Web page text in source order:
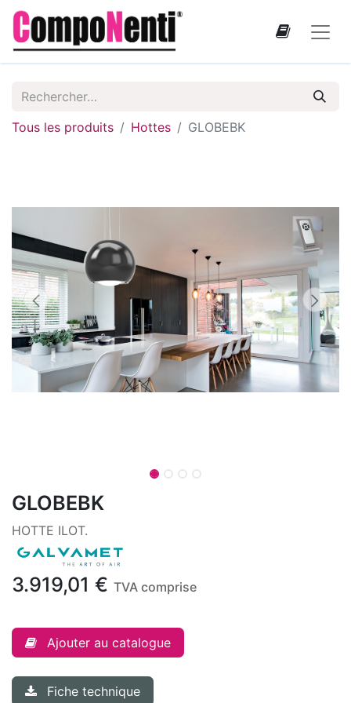
Tous les produits Hottes GLOBEBK
GLOBEBK
HOTTE ILOT.
3.919,01 € TVA comprise
Ajouter au catalogue
Fiche technique